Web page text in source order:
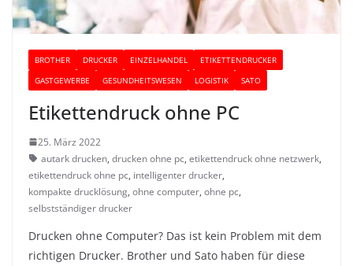
BROTHER DRUCKER EINZELHANDEL
ETIKETTENDRUCKER
GASTGEWERBE
GESUNDHEITSWESEN LOGISTIK SATO
Etikettendruck ohne PC
25. März 2022
autark drucken, drucken ohne pc, etikettendruck ohne netzwerk,
etikettendruck ohne pc, intelligenter drucker,
kompakte drucklösung, ohne computer, ohne pc,
selbstständiger drucker
Drucken ohne Computer? Das ist kein Problem mit dem
richtigen Drucker. Brother und Sato haben für diese